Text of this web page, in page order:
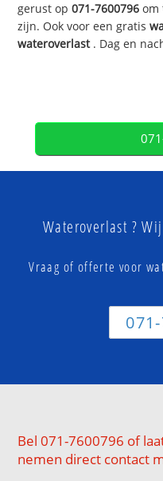
gerust op071-7600796 om
zijn. Ook voor een gratis
wateroverlast . Dag en
Wateroverlast ?
Vraag of offerte voor
Bel 071-7600796 of
nemen direct contact